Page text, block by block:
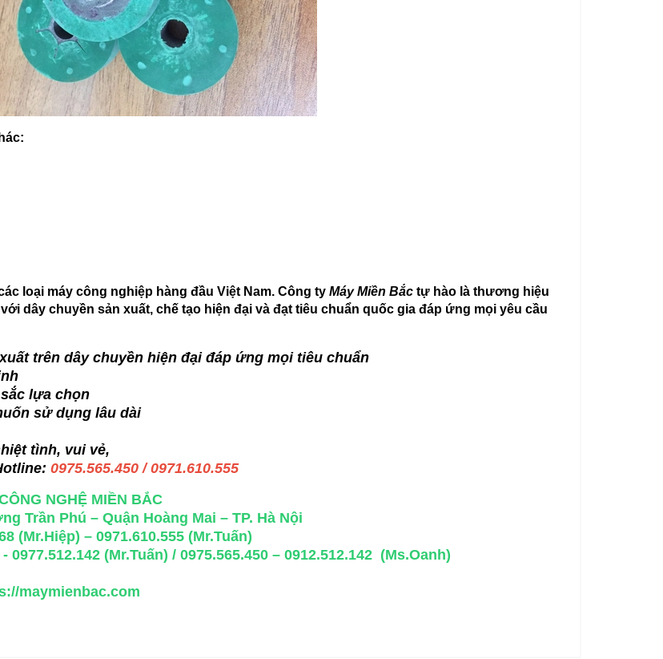
loại máy công nghiệp hàng đầu Việt Nam. Công ty Máy Miền Bắc tự hào là thương hiệu
dây chuyền sản xuất, chế tạo hiện đại và đạt tiêu chuẩn quốc gia đáp ứng mọi yêu cầu
trên dây chuyền hiện đại đáp ứng mọi tiêu chuẩn
lựa chọn
sử dụng lâu dài
tình, vui vẻ,
0975.565.450 / 0971.610.555
NGHỆ MIỀN BẮC
Trần Phú – Quận Hoàng Mai – TP. Hà Nội
(Mr.Hiệp) – 0971.610.555 (Mr.Tuấn)
(Mr.Tuấn) / 0975.565.450 – 0912.512.142 (Ms.Oanh)
maymienbac.com